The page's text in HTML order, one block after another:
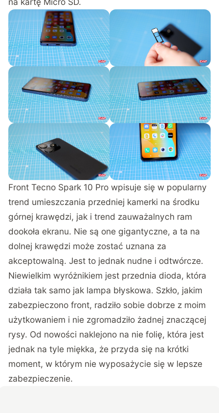
Front Tecno Spark 10 Pro wpisuje się w popularny
trend umieszczania przedniej kamerki na środku
górnej krawędzi, jak i trend zauważalnych ram
dookoła ekranu. Nie są one gigantyczne, a ta na
dolnej krawędzi może zostać uznana za
akceptowalną. Jest to jednak nudne i odtwórcze.
Niewielkim wyróżnikiem jest przednia dioda, która
działa tak samo jak lampa błyskowa. Szkło, jakim
zabezpieczono front, radziło sobie dobrze z moim
użytkowaniem i nie zgromadziło żadnej znaczącej
rysy. Od nowości naklejono na nie folię, która jest
jednak na tyle miękka, że przyda się na krótki
moment, w którym nie wyposażycie się w lepsze
zabezpieczenie.